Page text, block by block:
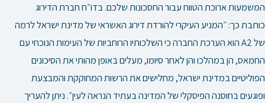
המשמעות ארוכת הטווח עבור החסכונות שלכם. בדו״ח חברת הדירוג
כותבת כך: ״המניע העיקרי להורדת דירוג האשראי של מדינת ישראל לרמה
של A2 הוא הערכת החברה כי השלכותיו הרוחביות של העימות הנוכחי עם
החמאס, הן במהלכו והן לאחר סיומו, מעלים באופן מהותי את הסיכונים
הפוליטיים במדינת ישראל, מחלישים את הרשות המחוקקת והמבצעת
ופוגעים בחוסנה הפיסקלי של המדינה בעתיד הנראה לעין״. ניתן להעריך